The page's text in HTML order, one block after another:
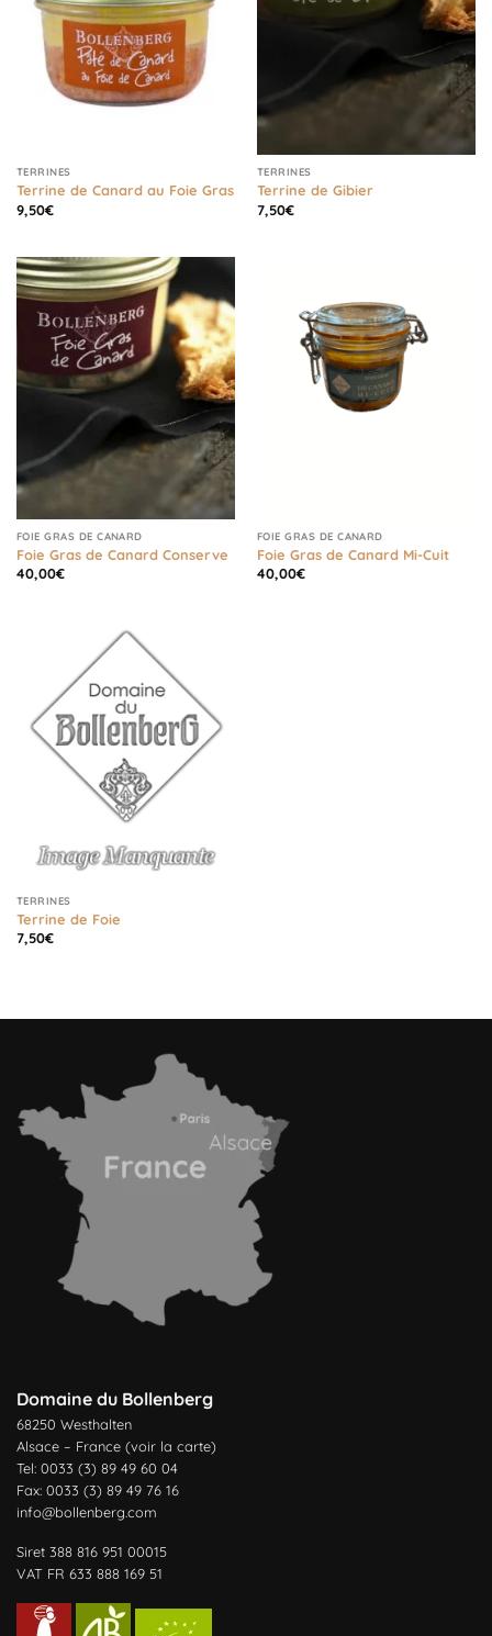
TERRINES
Terrine de Canard au Foie Gras
9,50€
TERRINES
Terrine de Gibier
7,50€
FOIE GRAS DE CANARD
Foie Gras de Canard Conserve
40,00€
FOIE GRAS DE CANARD
Foie Gras de Canard Mi-Cuit
40,00€
TERRINES
Terrine de Foie
7,50€
Domaine du Bollenberg
68250 Westhalten
Alsace – France (voir la carte)
Tel: 0033 (3) 89 49 60 04
Fax: 0033 (3) 89 49 76 16
info@bollenberg.com
Siret 388 816 951 00015
VAT FR 633 888 169 51